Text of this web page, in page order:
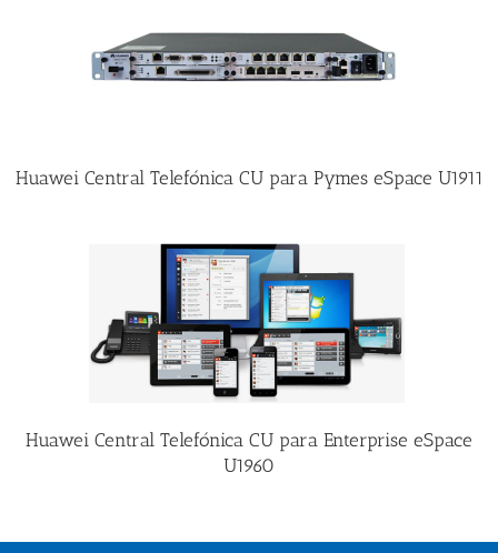
Huawei Central Telefónica CU para Pymes eSpace U1911
Huawei Central Telefónica CU para Enterprise eSpace
U1960